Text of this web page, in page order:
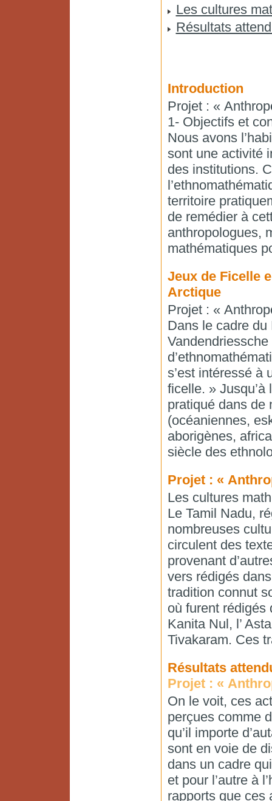
Les cultures
Résultats
Introduction
Projet : «
1- Objectifs et
Nous avons
sont une activité
des institutions.
territoire
de remédier à
anthropologues,
mathématiques
Jeux de Ficelle
Arctique
Projet : «
Dans le cadre du
s’est intéressé à
ficelle. »
pratiqué dans de
(océaniennes,
aborigènes,
siècle des
Projet : «
Les cultures
Le Tamil Nadu,
nombreuses
circulent des
provenant
vers rédigés
tradition connut
où furent rédigés
Kanita Nul, l’
Tivakaram. Ces
Résultats
Projet : «
On le voit, ces
perçues comme
qu’il importe
sont en voie de
dans un cadre
et pour l’autre à
rapports que ces